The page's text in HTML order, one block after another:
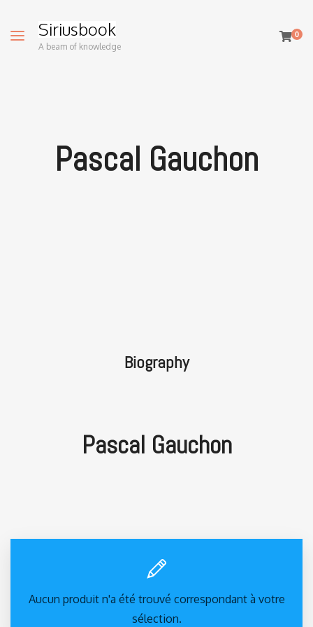
Siriusbook
A beam of knowledge
0
Pascal Gauchon
Biography
Pascal Gauchon
Aucun produit n'a été trouvé correspondant à votre
sélection.